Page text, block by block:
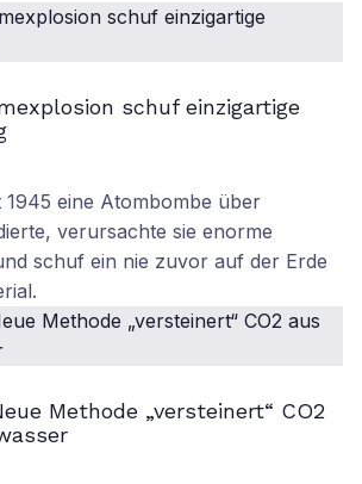
schuf einzigartige
1945 eine Atombombe über
verursachte sie enorme
schuf ein nie zuvor auf der Erde
Methode „versteinert“ CO2